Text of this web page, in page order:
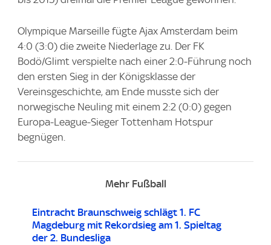
Olympique Marseille fügte Ajax Amsterdam beim
4:0 (3:0) die zweite Niederlage zu. Der FK
Bodö/Glimt verspielte nach einer 2:0-Führung noch
den ersten Sieg in der Königsklasse der
Vereinsgeschichte, am Ende musste sich der
norwegische Neuling mit einem 2:2 (0:0) gegen
Europa-League-Sieger Tottenham Hotspur
begnügen.
Mehr Fußball
Eintracht Braunschweig schlägt 1. FC
Magdeburg mit Rekordsieg am 1. Spieltag
der 2. Bundesliga